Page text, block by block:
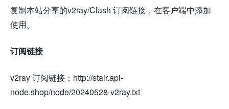
复制本站分享的v2ray/Clash 订阅链接，在客户端中添加
使用。
订阅链接
v2ray 订阅链接：http://stair.api-
node.shop/node/20240528-v2ray.txt